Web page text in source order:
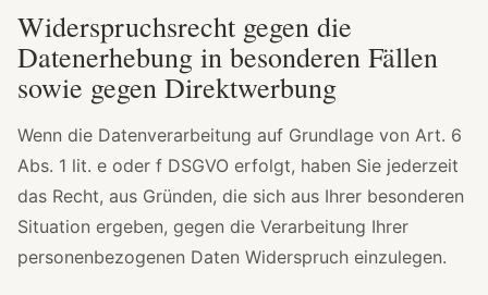
Widerspruchsrecht gegen die
Datenerhebung in besonderen Fällen
sowie gegen Direktwerbung
Wenn die Datenverarbeitung auf Grundlage von Art. 6
Abs. 1 lit. e oder f DSGVO erfolgt, haben Sie jederzeit
das Recht, aus Gründen, die sich aus Ihrer besonderen
Situation ergeben, gegen die Verarbeitung Ihrer
personenbezogenen Daten Widerspruch einzulegen.